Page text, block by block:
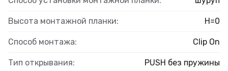
Высота монтажной планки: H=0
Способ монтажа: Clip On
Тип открывания: PUSH без пружины